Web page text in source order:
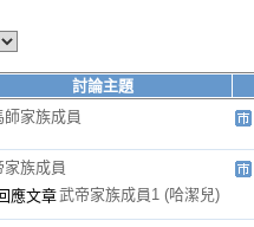
討論主題
師家族成員
家族成員
武帝家族成員1 (哈潔兒)